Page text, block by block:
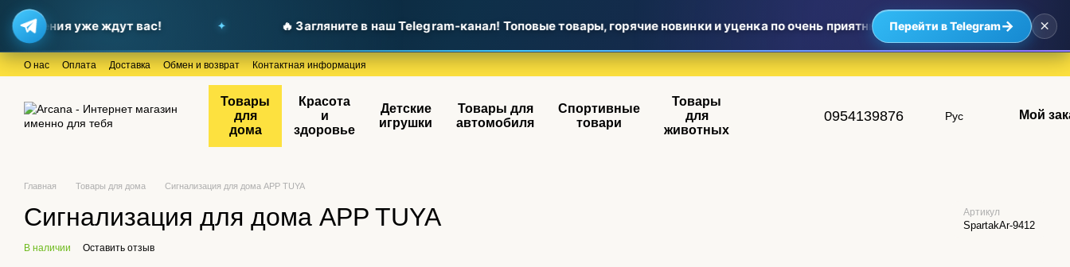
уже ждут вас! 🔥 Загляните в наш Telegram-канал! Топовые товары, горячие новинки и уценка по очень приятным ценам — самые выгодные
Перейти в Telegram→ ×
Перейти к основному контенту
О нас Оплата Доставка Обмен и возврат Контактная информация
Товары
для
дома
Красота
и
здоровье
Детские
игрушки
Товары для
автомобиля
Спортивные
товари
Товары
для
животных
0954139876 Рус Мой
Главная Товары для дома Сигнализация для дома APP TUYA
Сигнализация для дома APP TUYA Артикул
SpartakAr-9412
В наличии Оставить отзыв